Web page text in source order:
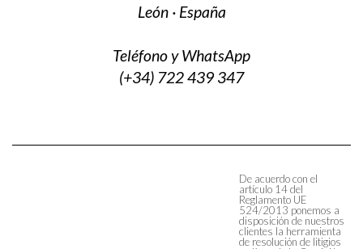
León · España
Teléfono y WhatsApp
(+34) 722 439 347
De acuerdo con el
artículo 14 del
Reglamento UE
524/2013 ponemos a
disposición de nuestros
clientes la herramienta
de resolución de litigios